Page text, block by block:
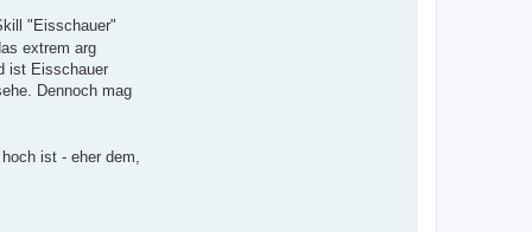
"Eisschauer"
extrem arg
ist Eisschauer
Dennoch mag
ist - eher dem,